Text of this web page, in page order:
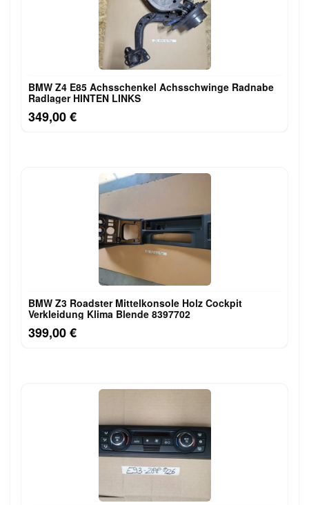
BMW Z4 E85 Achsschenkel Achsschwinge Radnabe
Radlager HINTEN LINKS
349,00 €
BMW Z3 Roadster Mittelkonsole Holz Cockpit
Verkleidung Klima Blende 8397702
399,00 €